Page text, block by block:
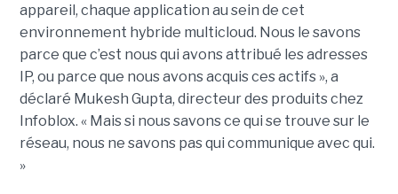
appareil, chaque application au sein de cet
environnement hybride multicloud. Nous le savons
parce que c’est nous qui avons attribué les adresses
IP, ou parce que nous avons acquis ces actifs », a
déclaré Mukesh Gupta, directeur des produits chez
Infoblox. « Mais si nous savons ce qui se trouve sur le
réseau, nous ne savons pas qui communique avec qui.
»